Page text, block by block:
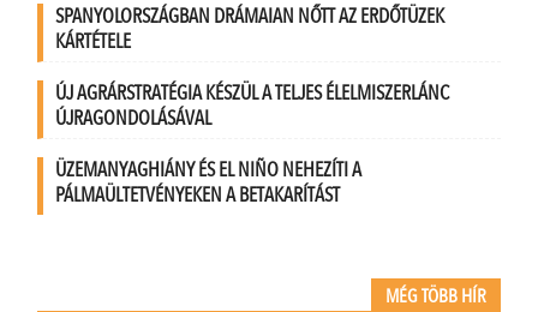
SPANYOLORSZÁGBAN DRÁMAIAN NŐTT AZ ERDŐTÜZEK
KÁRTÉTELE
ÚJ AGRÁRSTRATÉGIA KÉSZÜL A TELJES ÉLELMISZERLÁNC
ÚJRAGONDOLÁSÁVAL
ÜZEMANYAGHIÁNY ÉS EL NIÑO NEHEZÍTI A
PÁLMAÜLTETVÉNYEKEN A BETAKARÍTÁST
MÉG TÖBB HÍR